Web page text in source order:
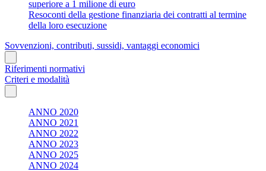
superiore a 1 milione di euro
Resoconti della gestione finanziaria dei contratti al termine
della loro esecuzione
Sovvenzioni, contributi, sussidi, vantaggi economici
Riferimenti normativi
Criteri e modalità
ANNO 2020
ANNO 2021
ANNO 2022
ANNO 2023
ANNO 2025
ANNO 2024